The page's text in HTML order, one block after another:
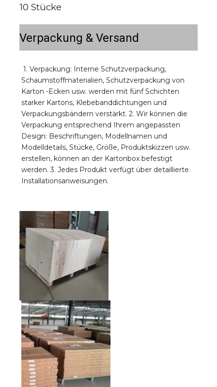
10 Stücke
Verpackung & Versand
1. Verpackung: Interne Schutzverpackung,
Schaumstoffmaterialien, Schutzverpackung von
Karton -Ecken usw. werden mit fünf Schichten
starker Kartons, Klebebanddichtungen und
Verpackungsbändern verstärkt. 2. Wir können die
Verpackung entsprechend Ihrem angepassten
Design: Beschriftungen, Modellnamen und
Modelldetails, Stücke, Größe, Produktskizzen usw.
erstellen, können an der Kartonbox befestigt
werden. 3. Jedes Produkt verfügt über detaillierte
Installationsanweisungen.